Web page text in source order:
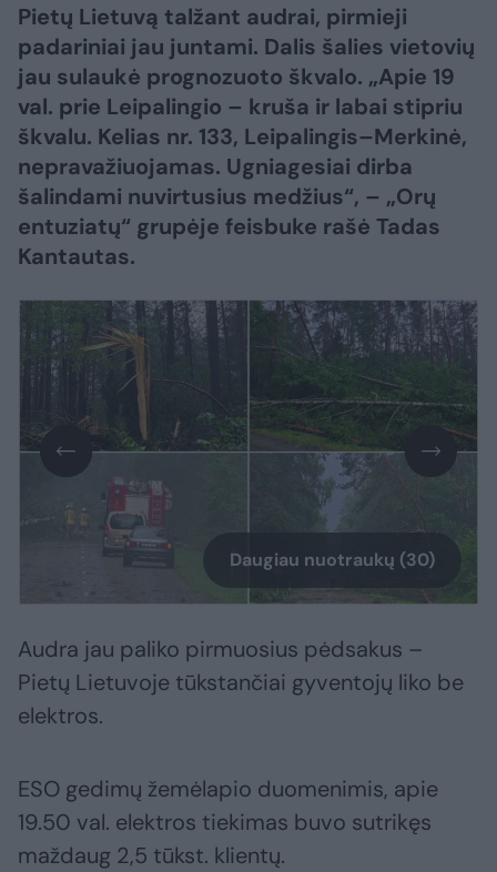
Pietų Lietuvą talžant audrai, pirmieji
padariniai jau juntami. Dalis šalies vietovių
jau sulaukė prognozuoto škvalo. „Apie 19
val. prie Leipalingio – kruša ir labai stipriu
škvalu. Kelias nr. 133, Leipalingis–Merkinė,
nepravažiuojamas. Ugniagesiai dirba
šalindami nuvirtusius medžius“, – „Orų
entuziatų“ grupėje feisbuke rašė Tadas
Kantautas.
Daugiau nuotraukų (30)
Audra jau paliko pirmuosius pėdsakus –
Pietų Lietuvoje tūkstančiai gyventojų liko be
elektros.
ESO gedimų žemėlapio duomenimis, apie
19.50 val. elektros tiekimas buvo sutrikęs
maždaug 2,5 tūkst. klientų.